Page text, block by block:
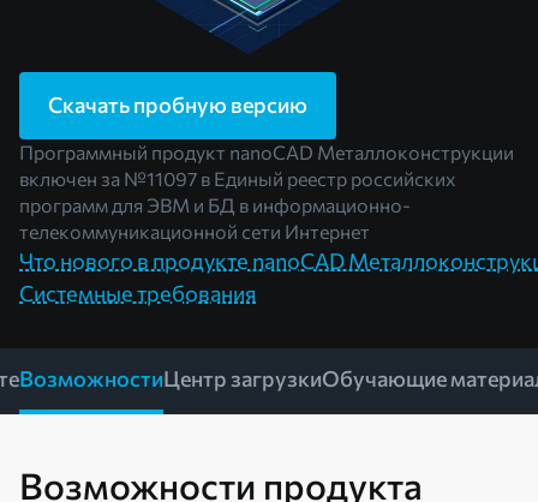
Скачать пробную версию
Программный продукт nanoCAD Металлоконструкции
включен за №11097 в Единый реестр российских
программ для ЭВМ и БД в информационно-
телекоммуникационной сети Интернет
Что нового в продукте nanoCAD
Системные требования
ВозможностиЦентр загрузкиОбучающие
Возможности продукта